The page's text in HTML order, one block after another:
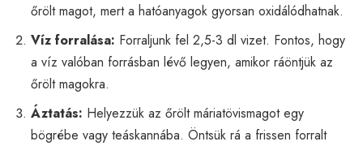
őrölt magot, mert a hatóanyagok gyorsan oxidálódhatnak.
Víz forralása: Forraljunk fel 2,5-3 dl vizet. Fontos, hogy
a víz valóban forrásban lévő legyen, amikor ráöntjük az
őrölt magokra.
Áztatás: Helyezzük az őrölt máriatövismagot egy
bögrébe vagy teáskannába. Öntsük rá a frissen forralt